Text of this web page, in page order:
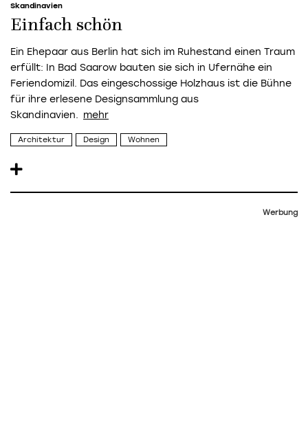
Skandinavien
Einfach schön
Ein Ehepaar aus Berlin hat sich im Ruhestand einen Traum
erfüllt: In Bad Saarow bauten sie sich in Ufernähe ein
Feriendomizil. Das eingeschossige Holzhaus ist die Bühne
für ihre erlesene Designsammlung aus
Skandinavien.
Architektur Design Wohnen
Werbung